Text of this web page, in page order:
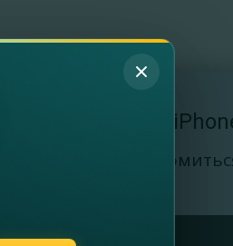
покупки на
чтобы